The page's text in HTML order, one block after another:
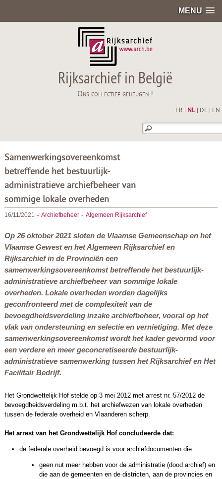
MENU
Rijksarchief in België
Ons collectief geheugen !
FR NL| DE EN
Samenwerkingsovereenkomst
betreffende het bestuurlijk-
administratieve archiefbeheer van
sommige lokale overheden
16/11/2021 - Archiefbeheer- Algemeen Rijksarchief
Op 26 oktober 2021 sloten de Vlaamse Gemeenschap en het
Vlaamse Gewest en het Algemeen Rijksarchief en
Rijksarchief in de Provinciën een
samenwerkingsovereenkomst betreffende het bestuurlijk-
administratieve archiefbeheer van sommige lokale
overheden. Lokale overheden worden dagelijks
geconfronteerd met de complexiteit van de
bevoegdheidsverdeling inzake archiefbeheer, vooral op het
vlak van ondersteuning en selectie en vernietiging. Met deze
samenwerkingsovereenkomst wordt het kader gevormd voor
een verdere en meer geconcretiseerde bestuurlijk-
administratieve samenwerking tussen het Rijksarchief en Het
Facilitair Bedrijf.
Het Grondwettelijk Hof stelde op 3 mei 2012 met arrest nr. 57/2012 de
bevoegdheidsverdeling m.b.t. het archiefwezen van lokale overheden
tussen de federale overheid en Vlaanderen scherp.
Het arrest van het Grondwettelijk Hof concludeerde dat:
de federale overheid bevoegd is voor archiefdocumenten die:
geen nut meer hebben voor de administratie (dood archief) en
die aan de gemeenten en de districten, aan de provincies en